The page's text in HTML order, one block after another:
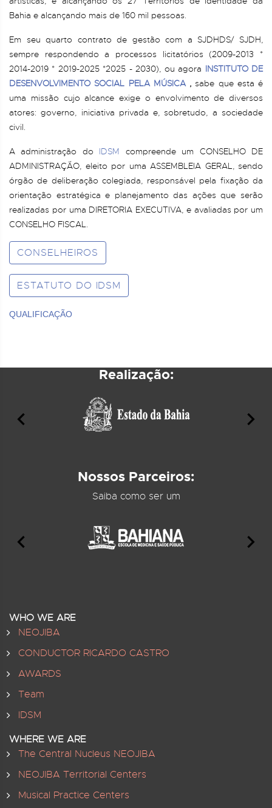
Bahia e alcançando mais de 160 mil pessoas.
Em seu quarto contrato de gestão com a SJDHDS/ SJDH,
sempre respondendo a processos licitatórios (2009-2013 *
2014-2019 * 2019-2025 *2025 - 2030), ou agora INSTITUTO DE
DESENVOLVIMENTO SOCIAL PELA MÚSICA,sabe que esta é
uma missão cujo alcance exige o envolvimento de diversos
atores: governo, iniciativa privada e, sobretudo, a sociedade
civil.
A administração do IDSM compreende um CONSELHO DE
ADMINISTRAÇÃO, eleito por uma ASSEMBLEIA GERAL, sendo
órgão de deliberação colegiada, responsável pela fixação da
orientação estratégica e planejamento das ações que serão
realizadas por uma DIRETORIA EXECUTIVA, e avaliadas por um
CONSELHO FISCAL.
CONSELHEIROS
ESTATUTO DO IDSM
QUALIFICAÇÃO
Realização:
Nossos Parceiros:
Saiba como ser um
WHO WE ARE
NEOJIBA
CONDUCTOR RICARDO CASTRO
AWARDS
Team
IDSM
WHERE WE ARE
The Central Nucleus NEOJIBA
NEOJIBA Territorial Centers
Musical Practice Centers